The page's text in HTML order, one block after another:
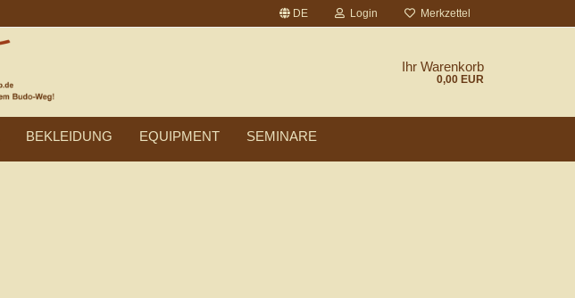
DE Login Merkzettel
Ihr Warenkorb
0,00 EUR
BEKLEIDUNG EQUIPMENT SEMINARE